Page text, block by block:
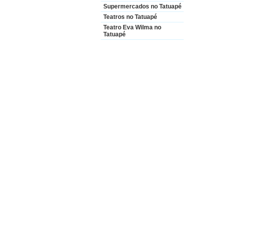
Supermercados no Tatuapé
Teatros no Tatuapé
Teatro Eva Wilma no
Tatuapé